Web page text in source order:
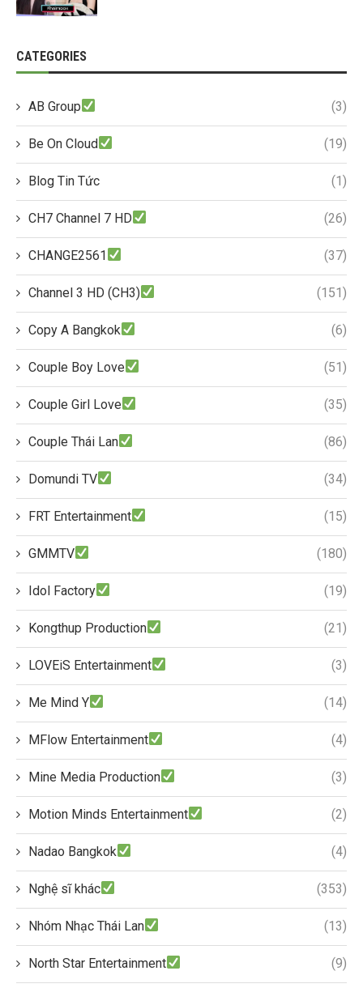
CATEGORIES
AB Group (3)
Be On Cloud (19)
Blog Tin Tức (1)
CH7 Channel 7 HD (26)
CHANGE2561 (37)
Channel 3 HD (CH3) (151)
Copy A Bangkok (6)
Couple Boy Love (51)
Couple Girl Love (35)
Couple Thái Lan (86)
Domundi TV (34)
FRT Entertainment (15)
GMMTV (180)
Idol Factory (19)
Kongthup Production (21)
LOVEiS Entertainment (3)
Me Mind Y (14)
MFlow Entertainment (4)
Mine Media Production (3)
Motion Minds Entertainment (2)
Nadao Bangkok (4)
Nghệ sĩ khác (353)
Nhóm Nhạc Thái Lan (13)
North Star Entertainment (9)